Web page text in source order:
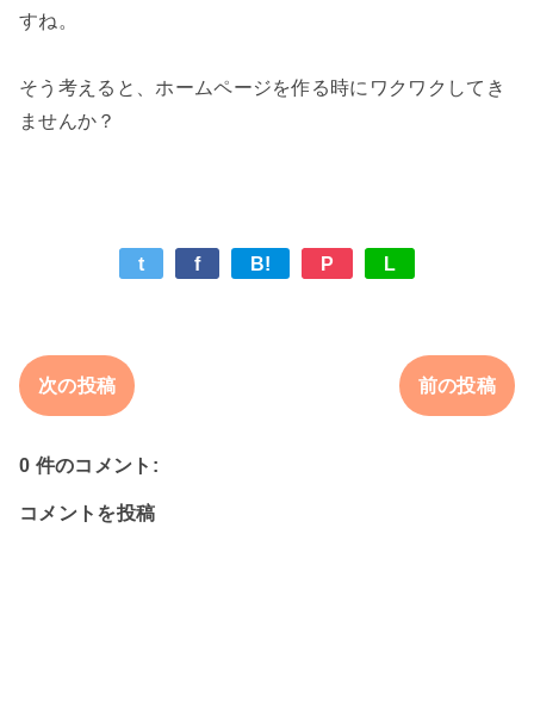
すね。
そう考えると、ホームページを作る時にワクワクしてき
t f B! P L
次の投稿 前の投稿
0 件のコメント:
コメントを投稿